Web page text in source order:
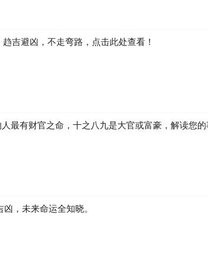
吉避凶，不走弯路，点击此处查看！
最有财官之命，十之八九是大官或富豪，解读您
，未来命运全知晓。